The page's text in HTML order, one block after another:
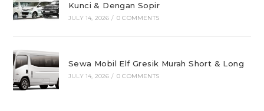
Kunci & Dengan Sopir
JULY 14, 2026 / 0 COMMENTS
Sewa Mobil Elf Gresik Murah Short & Long
JULY 14, 2026 / 0 COMMENTS